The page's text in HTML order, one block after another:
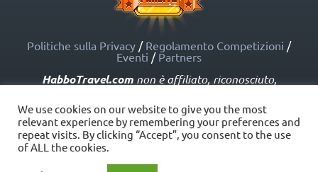
Politiche sulla Privacy / Regolamento Competizioni /
Eventi / Partners
HabboTravel.comnon è affiliato, riconosciuto,
sponsorizzato o approvato da Sulake Corporation Oy o
dalle società affiliate. HabboTravel.com può servirsi di
marchi registrati e altre proprietà intellettuali di Habbo
come indicato nelle Politiche sui Fansite.
Copyright © HabboTravel (2012 - 2026) - V. 5.0
We use cookies on our website to give you the most
relevant experience by remembering your preferences and
repeat visits. By clicking “Accept”, you consent to the use
of ALL the cookies.